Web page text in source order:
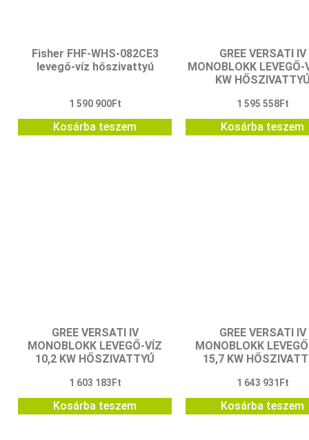
Fisher FHF-WHS-082CE3
levegő-víz hőszivattyú
1 590 900Ft
Kosárba teszem
GREE VERSATI IV
MONOBLOKK
KW
1 595 558Ft
Kosárba teszem
GREE VERSATI IV
MONOBLOKK LEVEGŐ-VÍZ
10,2 KW HŐSZIVATTYÚ
1 603 183 Ft
Kosárba teszem
GREE VERSATI IV
MONOBLOKK
15,7 KW
1 643 931 Ft
Kosárba teszem